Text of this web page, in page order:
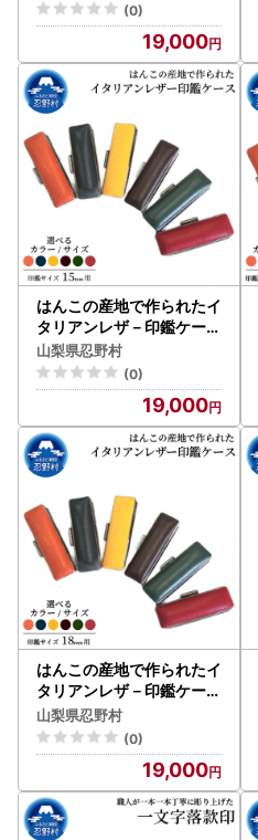
(0)
19,000
はんこの産地で作られたイ
タリアンレザ－印鑑ケース
15mm用
山梨県忍野村
(0)
19,000
はんこの産地で作られたイ
タリアンレザ－印鑑ケース
18mm用
山梨県忍野村
(0)
19,000